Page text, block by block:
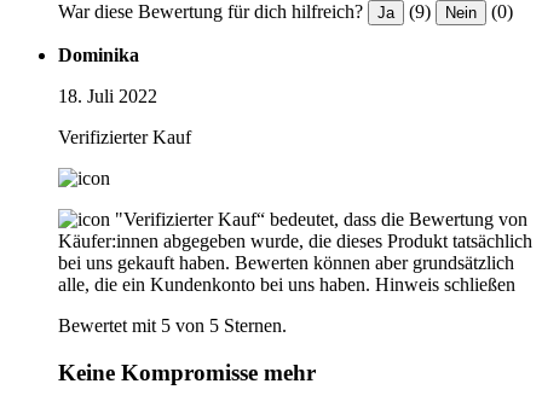
War diese Bewertung für dich hilfreich? Ja (9) Nein (0)
Dominika
18. Juli 2022
Verifizierter Kauf
"Verifizierter Kauf“ bedeutet, dass die Bewertung von
Käufer:innen abgegeben wurde, die dieses Produkt tatsächlich
bei uns gekauft haben. Bewerten können aber grundsätzlich
alle, die ein Kundenkonto bei uns haben. Hinweis schließen
Bewertet mit 5 von 5 Sternen.
Keine Kompromisse mehr